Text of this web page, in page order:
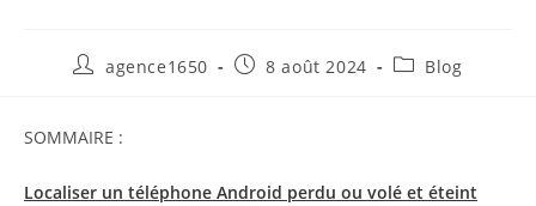
agence1650 8 août 2024 Blog
SOMMAIRE :
Localiser un téléphone Android perdu ou volé et éteint